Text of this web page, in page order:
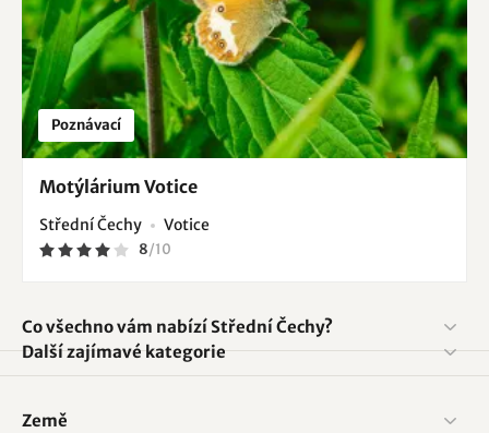
Poznávací
Motýlárium Votice
Střední Čechy Votice
8/10
Co všechno vám nabízí Střední Čechy?
Další zajímavé kategorie
Země